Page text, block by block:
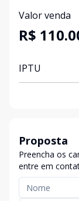
Valor venda
R$
IPTU
Proposta
Preencha os
entre em